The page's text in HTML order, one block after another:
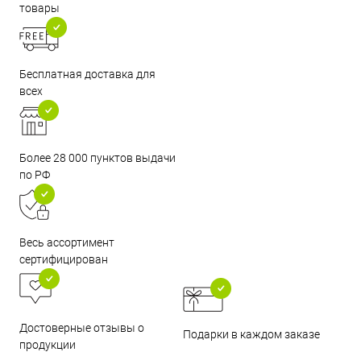
товары
Бесплатная доставка для
всех
Более 28 000 пунктов выдачи
по РФ
Весь ассортимент
сертифицирован
Достоверные отзывы о
продукции
Подарки в каждом заказе